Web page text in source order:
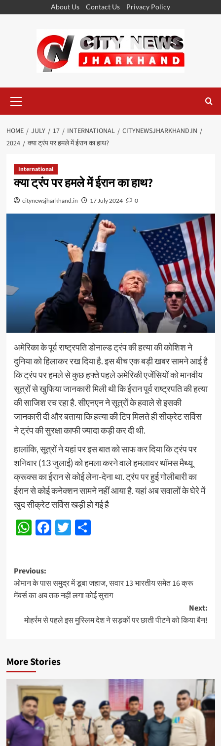
About Us Contact Us Privacy Policy
Menu
HOME JULY 17 INTERNATIONAL
CITYNEWSJHARKHAND.IN
2024
क्या ट्रंप पर हमले में ईरान का हाथ?
International
क्या ट्रंप पर हमले में ईरान का हाथ?
citynewsjharkhand.in 17 July 2024 0
अमेरिका के पूर्व राष्ट्रपति डोनाल्ड ट्रंप की हत्या की कोशिश ने
दुनिया को हिलाकर रख दिया है. इस बीच एक बड़ी खबर सामने आई है
कि ट्रंप पर हमले से कुछ हफ्ते पहले अमेरिकी एजेंसियों को मानवीय
सूत्रों से खुफिया जानकारी मिली थी कि ईरान पूर्व राष्ट्रपति की हत्या
की साजिश रच रहा है. सीएनएन ने सूत्रों के हवाले से इसकी
जानकारी दी और बताया कि हत्या की टिप मिलते ही सीक्रेट सर्विस
ने ट्रंप की सुरक्षा काफी ज्यादा कड़ी कर दी थी.
हालांकि, सूत्रों ने यहां पर इस बात को साफ कर दिया कि ट्रंप पर
शनिवार (13 जुलाई) को हमला करने वाले हमलावर थॉमस मैथ्यू
क्रूक्स का ईरान से कोई लेना-देना था. ट्रंप पर हुई गोलीबारी का
ईरान से कोई कनेक्शन सामने नहीं आया है. यहां अब सवालों के घेरे में
खुद सीक्रेट सर्विस खड़ी हो गई है
WhatsApp
Facebook
Twitter
Share
Post
navigation
Previous:
ओमान के पास समुद्र में डूबा जहाज, सवार 13 भारतीय समेत 16 क्रू
मेंबर्स का अब तक नहीं लगा कोई सुराग
Next:
मोहर्रम से पहले इस मुस्लिम देश ने सड़कों पर छाती पीटने को किया बैन!
More Stories